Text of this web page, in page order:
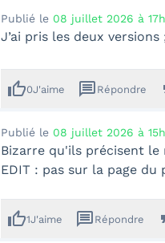
Publié le 08 juillet 2026 à
J’ai pris les deux
thumb_up0J'aime message Répondre
Publié le 08 juillet 2026 à
Bizarre qu'ils précisent
EDIT : pas sur la page
thumb_up1J'aime message Répondre